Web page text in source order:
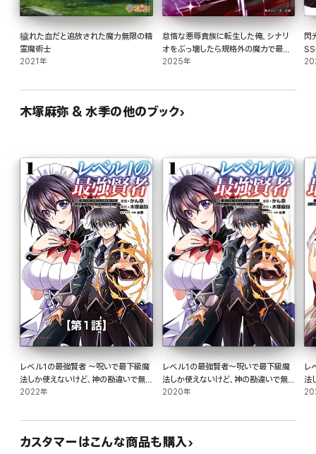
穢れた血だと追放された魔力無限の精
霊魔術士
2021年
怠惰な悪辱貴族に転生した俺、シナリ
オをぶっ壊したら規格外の魔力で最凶
になった3【電子特別版】
2025年
閃
木塚麻弥 & 水季の他のブック
レベル1の最強賢者 ～呪いで最下級魔
法しか使えないけど、神の勘違いで無
限の魔力を手に入れ最強に～【タテヨ
2022年
レベル1の最強賢者～呪いで最下級魔
法しか使えないけど、神の勘違いで無
限の魔力を手に入れ最強に～(ポルカ
き】
2020年
レ
法
限
カスタマーはこんな商品も購入